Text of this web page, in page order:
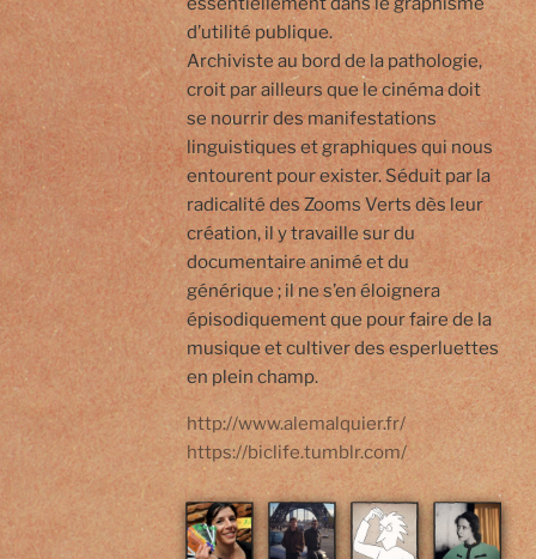
d’utilité publique.
Archiviste au bord de la pathologie,
croit par ailleurs que le cinéma doit
se nourrir des manifestations
linguistiques et graphiques qui nous
entourent pour exister. Séduit par la
radicalité des Zooms Verts dès leur
création, il y travaille sur du
documentaire animé et du
générique ; il ne s’en éloignera
épisodiquement que pour faire de la
musique et cultiver des esperluettes
en plein champ.
http://www.alemalquier.fr/
https://biclife.tumblr.com/